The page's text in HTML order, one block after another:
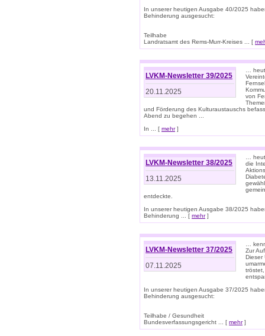
In unserer heutigen Ausgabe 40/2025
Behinderung ausgesucht:
Teilhabe
Landratsamt des Rems-Murr-Kreises ... [
LVKM-Newsletter 39/2025
20.11.2025
…
von
und Förderung des Kulturaustauschs
Abend zu begehen ...
In ... [ mehr]
LVKM-Newsletter 38/2025
13.11.2025
…
die
entdeckte.
In unserer heutigen Ausgabe 38/2025
Behinderung ... [ mehr]
LVKM-Newsletter 37/2025
07.11.2025
…
Zur
Dieser
In unserer heutigen Ausgabe 37/2025
Behinderung ausgesucht:
Teilhabe / Gesundheit
Bundesverfassungsgericht ... [ mehr]